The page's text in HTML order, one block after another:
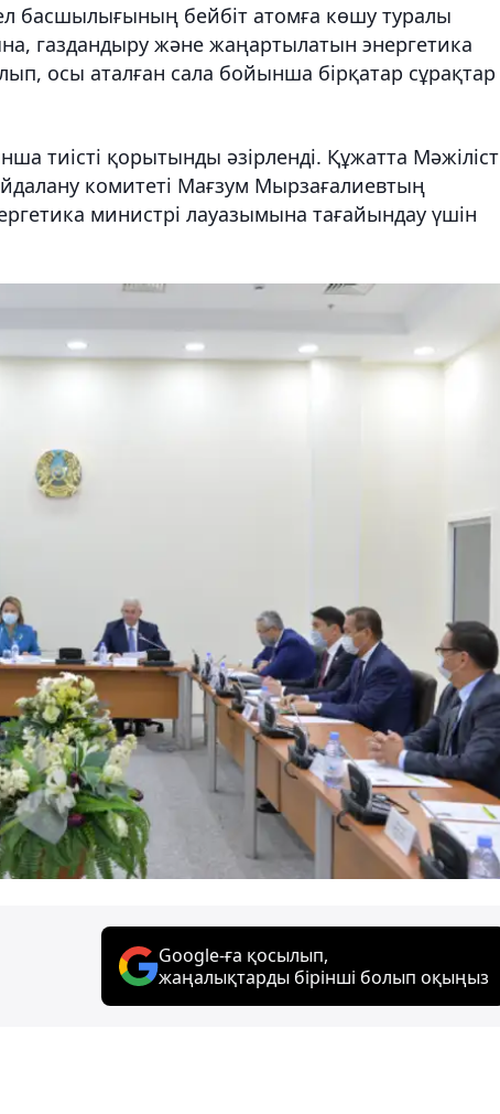
басшылығының бейбіт атомға көшу туралы
газдандыру және жаңартылатын энергетика
осы аталған сала бойынша бірқатар сұрақтар
тиісті қорытынды әзірленді. Құжатта
комитеті Мағзум Мырзағалиевтың
министрі лауазымына тағайындау үшін
Google-ға қосылып,
жаңалықтарды бірінші болып оқыңыз